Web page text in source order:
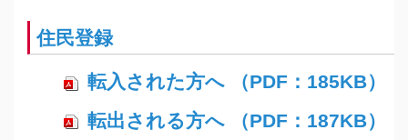
住民登録
転入された方へ （PDF：185KB）
転出される方へ （PDF：187KB）